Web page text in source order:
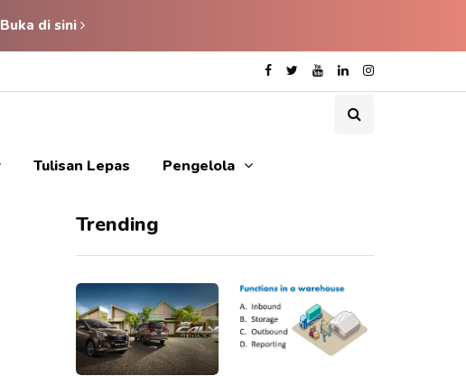
Buka di sini
Tulisan Lepas Pengelola
Trending